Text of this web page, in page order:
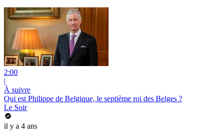
2:00
|
À suivre
Qui est Philippe de Belgique, le septième roi des Belges ?
Le Soir
il y a 4 ans